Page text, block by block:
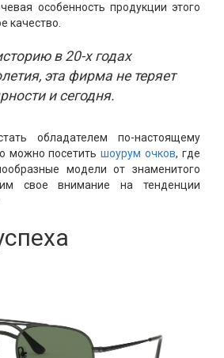
особенность продукции этого
качество.
в 20-х годах
эта фирма не теряет
и сегодня.
обладателем по-настоящему
можно посетитьшоурум очков, где
модели от знаменитого
свое внимание на тенденции